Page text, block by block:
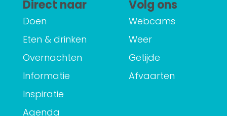
Direct naar
Doen
Eten & drinken
Overnachten
Informatie
Inspiratie
Agenda
Volg ons
Webcams
Weer
Getijde
Afvaarten